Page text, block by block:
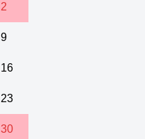
2
9
16
23
30